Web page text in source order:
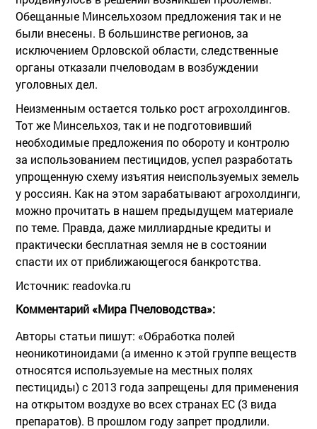
Обещанные Минсельхозом предложения так и не
были внесены. В большинстве регионов, за
исключением Орловской области, следственные
органы отказали пчеловодам в возбуждении
уголовных дел.
Неизменным остается только рост агрохолдингов.
Тот же Минсельхоз, так и не подготовивший
необходимые предложения по обороту и контролю
за использованием пестицидов, успел разработать
упрощенную схему изъятия неиспользуемых земель
у россиян. Как на этом зарабатывают агрохолдинги,
можно прочитать в нашем предыдущем материале
по теме. Правда, даже миллиардные кредиты и
практически бесплатная земля не в состоянии
спасти их от приближающегося банкротства.
Источник: readovka.ru
Комментарий «Мира Пчеловодства»:
Авторы статьи пишут: «Обработка полей
неоникотиноидами (а именно к этой группе веществ
относятся используемые на местных полях
пестициды) с 2013 года запрещены для применения
на открытом воздухе во всех странах ЕС (3 вида
препаратов). В прошлом году запрет продлили.